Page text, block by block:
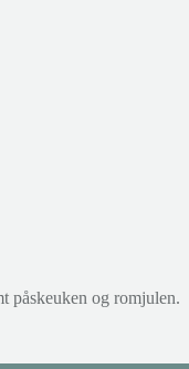
påskeuken og romjulen.